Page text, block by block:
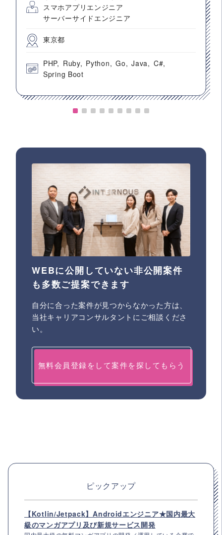
スマホアプリエンジニア
サーバーサイドエンジニア
東京都
PHP Ruby Python Go Java
C#
Spring Boot
WEBに公開していない非公開案件
も多数ご提案できます
自分に合った案件が見つからなかった方は、
当社キャリアコンサルタントにご相談くださ
い。
無料会員登録をして案件を探してもらう
ピックアップ
【Kotlin/Jetpack】Androidエンジニア★国内最大
級のマンガアプリ及び新規サービス開発